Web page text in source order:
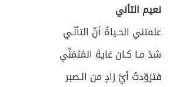
نعيم التأني
علمتني الحـياةُ أنّ التأنّـي
شدّ مـا كـان غايةَ المُتَمَنِّي
فتزوّدتُ أيَّ زادٍ من الـصبر